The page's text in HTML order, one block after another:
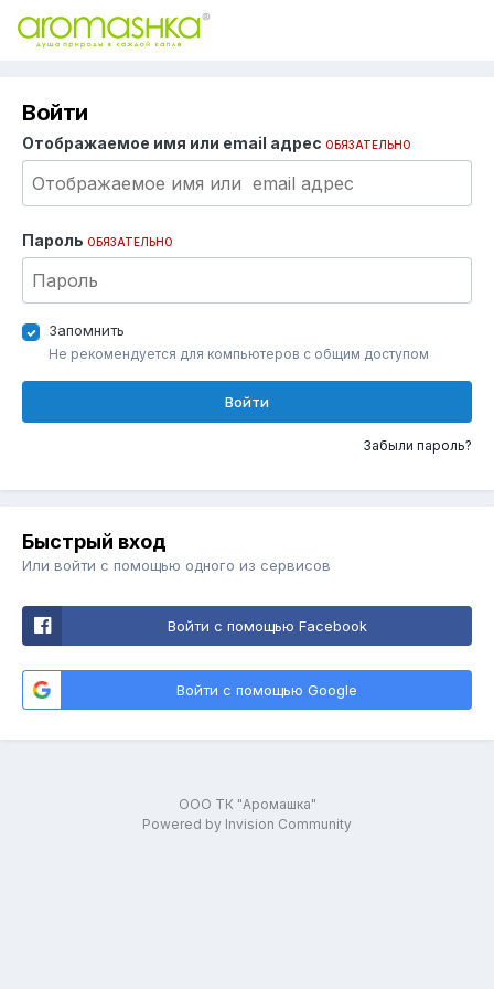
Войти
Отображаемое имя или email адрес ОБЯЗАТЕЛЬНО
Пароль ОБЯЗАТЕЛЬНО
Запомнить
Не рекомендуется для компьютеров с общим доступом
Войти
Забыли пароль?
Быстрый вход
Или войти с помощью одного из сервисов
Войти с помощью Facebook
Войти с помощью Google
ООО ТК "Аромашка"
Powered by Invision Community